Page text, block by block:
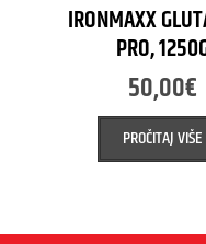
IRONMAXX
PRO,
50,00€
PROČITAJ VIŠE